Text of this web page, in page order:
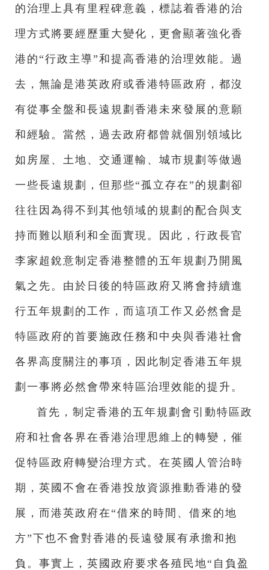
的治理上具有里程碑意義，標誌着香港的治
理方式將要經歷重大變化，更會顯著強化香
港的“行政主導”和提高香港的治理效能。過
去，無論是港英政府或香港特區政府，都沒
有從事全盤和長遠規劃香港未來發展的意願
和經驗。當然，過去政府都曾就個別領域比
如房屋、土地、交通運輸、城市規劃等做過
一些長遠規劃，但那些“孤立存在”的規劃卻
往往因為得不到其他領域的規劃的配合與支
持而難以順利和全面實現。因此，行政長官
李家超銳意制定香港整體的五年規劃乃開風
氣之先。由於日後的特區政府又將會持續進
行五年規劃的工作，而這項工作又必然會是
特區政府的首要施政任務和中央與香港社會
各界高度關注的事項，因此制定香港五年規
劃一事將必然會帶來特區治理效能的提升。
首先，制定香港的五年規劃會引動特區政
府和社會各界在香港治理思維上的轉變，催
促特區政府轉變治理方式。在英國人管治時
期，英國不會在香港投放資源推動香港的發
展，而港英政府在“借來的時間、借來的地
方”下也不會對香港的長遠發展有承擔和抱
負。事實上，英國政府要求各殖民地“自負盈